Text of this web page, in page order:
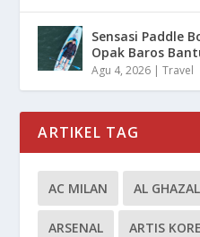
Sensasi Paddle
Opak Baros
Agu 4, 2026 |Travel
ARTIKEL TAG
AC MILAN AL
ARSENAL ARTIS